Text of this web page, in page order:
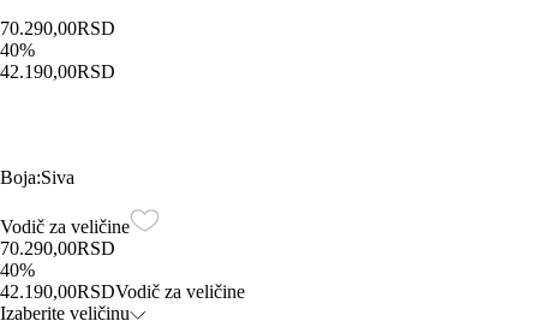
70.290,00RSD
40%
42.190,00RSD
Boja:Siva
Vodič za veličine
70.290,00RSD
40%
42.190,00RSDVodič za veličine
Izaberite veličinu